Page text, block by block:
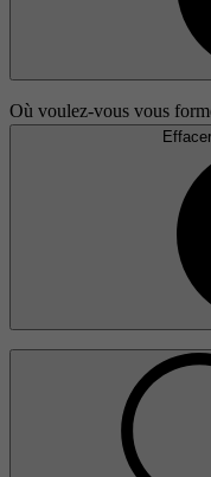
Où voulez-vous vous